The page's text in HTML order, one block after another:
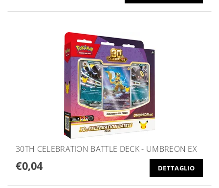
30TH CELEBRATION BATTLE DECK - UMBREON EX
€0,04 DETTAGLIO